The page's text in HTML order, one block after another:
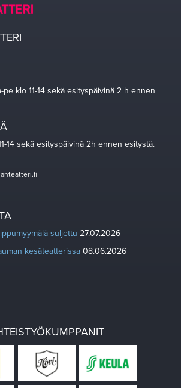
pe klo 11-14 sekä esityspäivinä 2 h ennen
14 sekä esityspäivinä 2h ennen esitystä.
suljettu 27.07.2026
kesäteatterissa 08.06.2026